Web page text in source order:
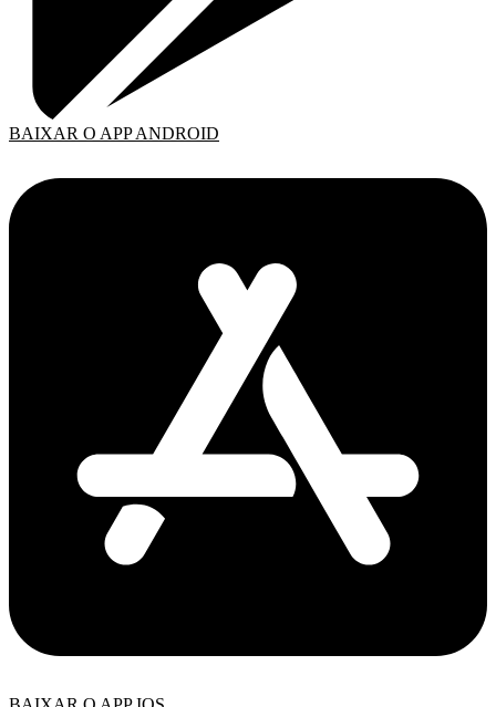
BAIXAR O APP ANDROID